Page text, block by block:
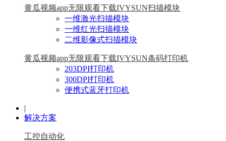
黄瓜视频app无限观看下载IVYSUN扫描模块
一维激光扫描模块
一维红光扫描模块
二维影像式扫描模块
黄瓜视频app无限观看下载IVYSUN条码打印机
203DPI打印机
300DPI打印机
便携式蓝牙打印机
|
解决方案
工控自动化